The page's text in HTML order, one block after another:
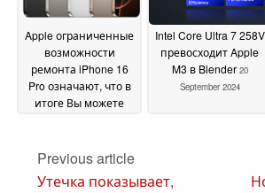
Apple ограниченные
возможности
ремонта iPhone 16
Pro означают, что в
итоге Вы можете
царапину 23 September
Intel Core Ultra 7 258V
превосходит Apple
M3 в Blender 20
September 2024
Previous article
Утечка показывает,